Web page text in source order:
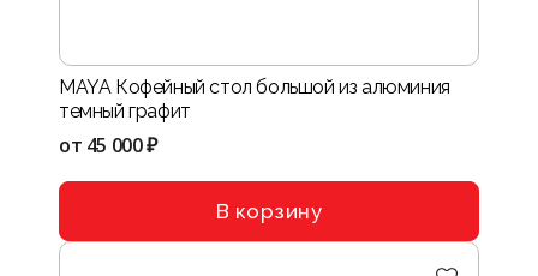
MAYA Кофейный стол большой из алюминия
темный графит
от 45 000 ₽
В корзину